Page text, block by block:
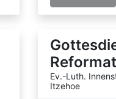
Ev.-Luth.
Itzehoe